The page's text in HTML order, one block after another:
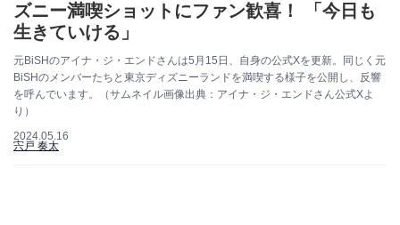
ズニー満喫ショットにファン歓喜！ 「今日も
生きていける」
元BiSHのアイナ・ジ・エンドさんは5月15日、自身の公式Xを更新。同じく元
BiSHのメンバーたちと東京ディズニーランドを満喫する様子を公開し、反響
を呼んでいます。（サムネイル画像出典：アイナ・ジ・エンドさん公式Xよ
り）
2024.05.16
宍戸 奏太